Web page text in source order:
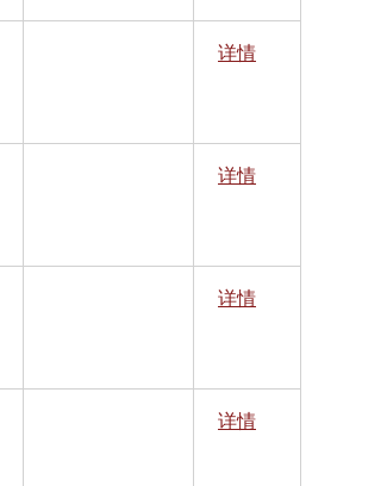
详情
详情
详情
详情